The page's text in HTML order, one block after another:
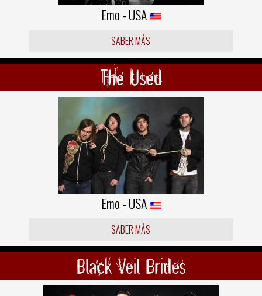
Emo - USA
SABER MÁS
The Used
Emo - USA
SABER MÁS
Black Veil Brides